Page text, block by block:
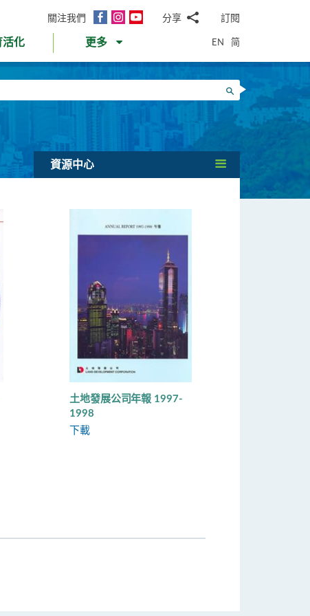
關注我們
面
InstagramYouTube分享
郵WhatsApp
微
信
面
書Twitter
LinkedIn
微
訂閱
活化 更多 EN 简
搜尋
資源中心
土地發展公司年報 1997-
1998
下載